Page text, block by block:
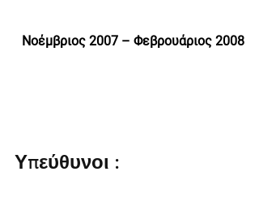
Νοέμβριος 2007 – Φεβρουάριος 2008
Υπεύθυνοι :